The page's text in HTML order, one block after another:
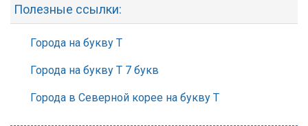
Полезные ссылки:
Города на букву Т
Города на букву Т 7 букв
Города в Северной корее на букву Т